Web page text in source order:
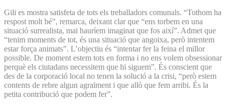
Gili es mostra satisfeta de tots els treballadors comunals. “Tothom ha
respost molt bé”, remarca, deixant clar que “ens torbem en una
situació surrealista, mai hauríem imaginat que fos així”. Admet que
“tenim moments de tot, és una situació que angoixa, però intentem
estar força animats”. L’objectiu és “intentar fer la feina el millor
possible. De moment estem tots en forma i no ens volem obsessionar
perquè els ciutadans necessitem que hi siguem”. És conscient que
des de la corporació local no tenen la solució a la crisi, “però estem
contents de rebre algun agraïment i que allò que fem arribi. És la
petita contribució que podem fer”.